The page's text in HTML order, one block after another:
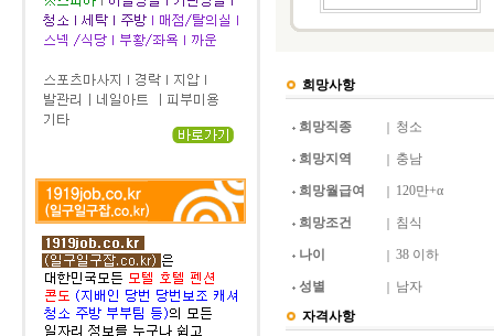
희망사항
희망직종 청소
희망지역 충남
희망월급여 120만+α
희망조건 침식
나이 38 이하
성별
남자
자격사항